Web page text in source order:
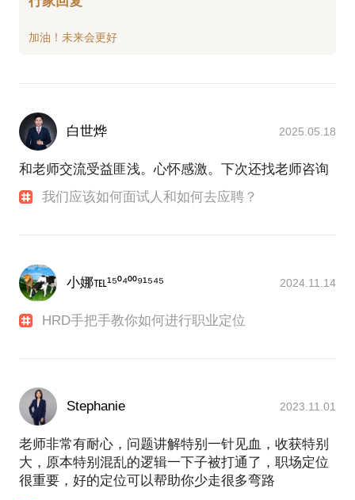
白世烨 2025.05.18
和老师交流受益匪浅。心怀感激。下次还找老师咨询
我们应该如何面试人和如何去应聘？
小娜℡¹⁵⁰⁴⁰⁰⁹¹⁵⁴⁵ 2024.11.14
HRD手把手教你如何进行职业定位
Stephanie 2023.11.01
老师非常有耐心，问题讲解特别一针见血，收获特别
大，原本特别混乱的逻辑一下子被打通了，职场定位
很重要，好的定位可以帮助你少走很多弯路